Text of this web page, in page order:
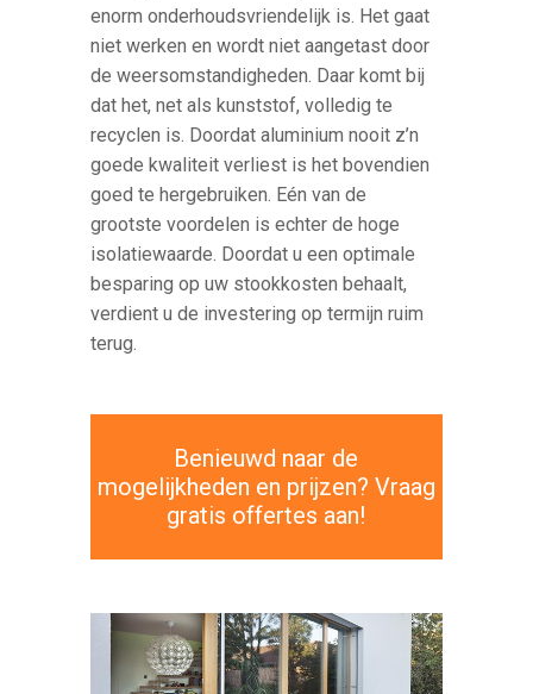
enorm onderhoudsvriendelijk is. Het gaat
niet werken en wordt niet aangetast door
de weersomstandigheden. Daar komt bij
dat het, net als kunststof, volledig te
recyclen is. Doordat aluminium nooit z’n
goede kwaliteit verliest is het bovendien
goed te hergebruiken. Eén van de
grootste voordelen is echter de hoge
isolatiewaarde. Doordat u een optimale
besparing op uw stookkosten behaalt,
verdient u de investering op termijn ruim
terug.
Benieuwd naar de
mogelijkheden en prijzen? Vraag
gratis offertes aan!